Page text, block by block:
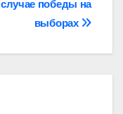
случае победы на
выборах